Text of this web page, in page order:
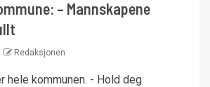
– Mannskapene
Redaksjonen
hele kommunen. - Hold deg